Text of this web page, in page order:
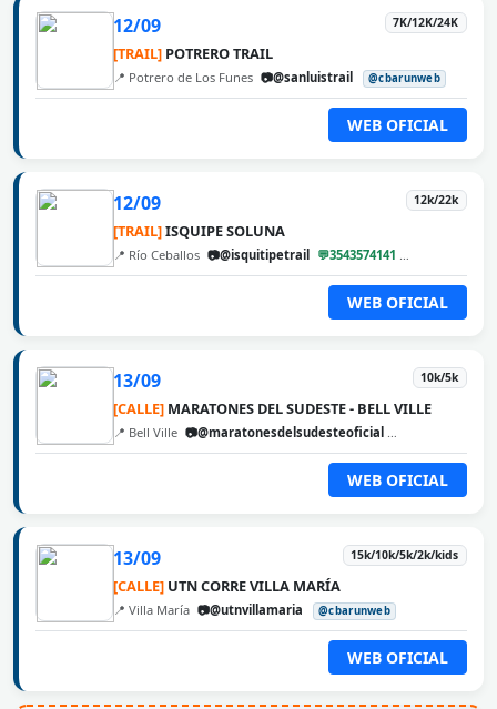
12/09 7K/12K/24K
[TRAIL] POTRERO TRAIL
📍 Potrero de Los Funes 📷@sanluistrail @cbarunweb
WEB OFICIAL
12/09 12k/22k
[TRAIL]ISQUIPE SOLUNA
📍 Río Ceballos 📷@isquitipetrail 💬3543574141
WEB OFICIAL
13/09 10k/5k
[CALLE] MARATONES DEL SUDESTE - BELL VILLE
📍 Bell Ville 📷@maratonesdelsudesteoficial
WEB OFICIAL
13/09 15k/10k/5k/2k/kids
[CALLE] UTN CORRE VILLA MARÍA
📍 Villa María 📷@utnvillamaria @cbarunweb
WEB OFICIAL